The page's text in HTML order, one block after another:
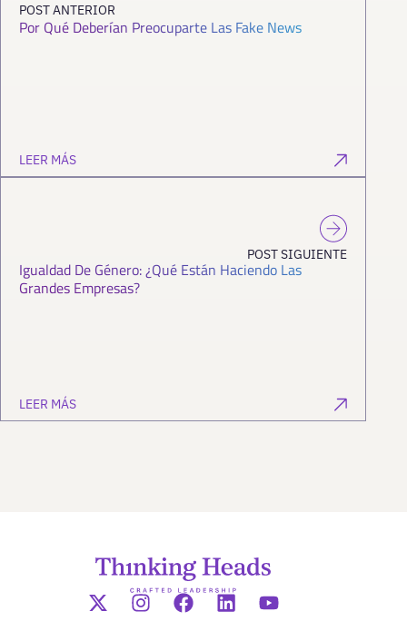
POST ANTERIOR
Por Qué Deberían Preocuparte Las Fake News
LEER MÁS
POST SIGUIENTE
Igualdad De Género: ¿qué Están Haciendo Las
Grandes Empresas?
LEER MÁS